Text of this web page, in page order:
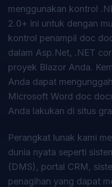
menggunakan kontrol
2.0+ ini untuk dengan
kontrol penampil doc
dalam Asp.Net, .NET
proyek Blazor Anda.
Anda dapat
Microsoft Word doc
Anda lakukan di situs
Perangkat lunak kami
dunia nyata seperti
(DMS), portal CRM,
penagihan yang dapat